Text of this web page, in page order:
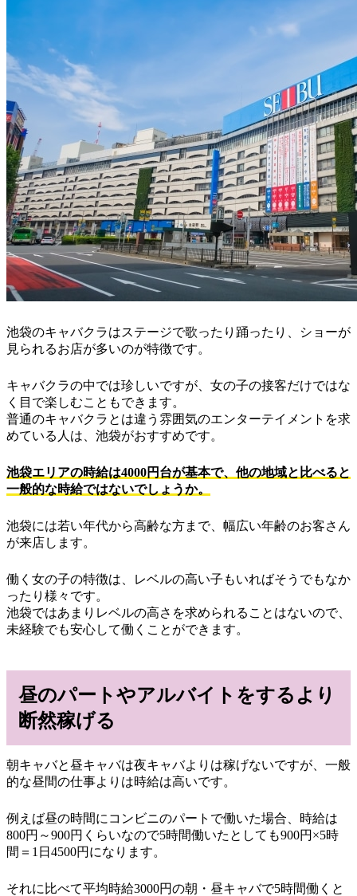
池袋のキャバクラはステージで歌ったり踊ったり、ショーが
見られるお店が多いのが特徴です。
キャバクラの中では珍しいですが、女の子の接客だけではな
く目で楽しむこともできます。
普通のキャバクラとは違う雰囲気のエンターテイメントを求
めている人は、池袋がおすすめです。
池袋エリアの時給は4000円台が基本で、他の地域と比べると
一般的な時給ではないでしょうか。
池袋には若い年代から高齢な方まで、幅広い年齢のお客さん
が来店します。
働く女の子の特徴は、レベルの高い子もいればそうでもなか
ったり様々です。
池袋ではあまりレベルの高さを求められることはないので、
未経験でも安心して働くことができます。
昼のパートやアルバイトをするより
断然稼げる
朝キャバと昼キャバは夜キャバよりは稼げないですが、一般
的な昼間の仕事よりは時給は高いです。
例えば昼の時間にコンビニのパートで働いた場合、時給は
800円～900円くらいなので5時間働いたとしても900円×5時
間＝1日4500円になります。
それに比べて平均時給3000円の朝・昼キャバで5時間働くと